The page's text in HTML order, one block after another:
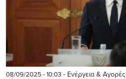
08/09/2025 - 10:03 - Ενέργεια & Αγορές